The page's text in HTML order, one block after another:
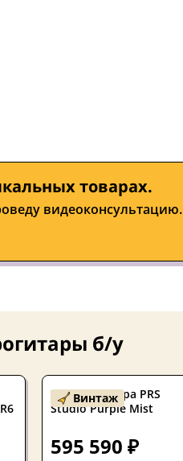
товарах.
видеоконсультацию.
б/у
Винтаж
Электрогитара PRS
Studio Purple Mist
595 590 ₽